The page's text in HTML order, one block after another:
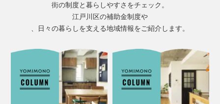
街の制度と暮らしやすさをチェック。
江戸川区の補助金制度や
、日々の暮らしを支える地域情報をご紹介します。